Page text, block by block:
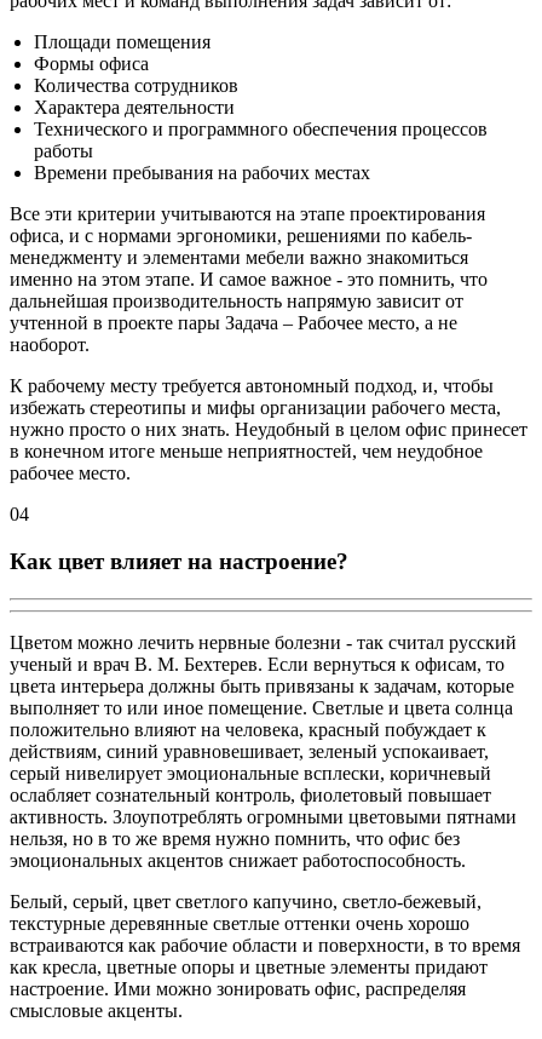
Площади помещения
Формы офиса
Количества сотрудников
Характера деятельности
Технического и программного обеспечения процессов
работы
Времени пребывания на рабочих местах
Все эти критерии учитываются на этапе проектирования
офиса, и с нормами эргономики, решениями по кабель-
менеджменту и элементами мебели важно знакомиться
именно на этом этапе. И самое важное - это помнить, что
дальнейшая производительность напрямую зависит от
учтенной в проекте пары Задача – Рабочее место, а не
наоборот.
К рабочему месту требуется автономный подход, и, чтобы
избежать стереотипы и мифы организации рабочего места,
нужно просто о них знать. Неудобный в целом офис принесет
в конечном итоге меньше неприятностей, чем неудобное
рабочее место.
04
Как цвет влияет на настроение?
Цветом можно лечить нервные болезни - так считал русский
ученый и врач В. М. Бехтерев. Если вернуться к офисам, то
цвета интерьера должны быть привязаны к задачам, которые
выполняет то или иное помещение. Светлые и цвета солнца
положительно влияют на человека, красный побуждает к
действиям, синий уравновешивает, зеленый успокаивает,
серый нивелирует эмоциональные всплески, коричневый
ослабляет сознательный контроль, фиолетовый повышает
активность. Злоупотреблять огромными цветовыми пятнами
нельзя, но в то же время нужно помнить, что офис без
эмоциональных акцентов снижает работоспособность.
Белый, серый, цвет светлого капучино, светло-бежевый,
текстурные деревянные светлые оттенки очень хорошо
встраиваются как рабочие области и поверхности, в то время
как кресла, цветные опоры и цветные элементы придают
настроение. Ими можно зонировать офис, распределяя
смысловые акценты.